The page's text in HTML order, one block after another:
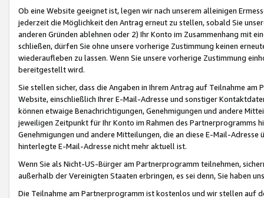
Ob eine Website geeignet ist, legen wir nach unserem alleinigen
jederzeit die Möglichkeit den Antrag erneut zu stellen, sobald Sie
anderen Gründen ablehnen oder 2) Ihr Konto im Zusammenhang mit
schließen, dürfen Sie ohne unsere vorherige Zustimmung keinen
wiederaufleben zu lassen. Wenn Sie unsere vorherige Zustimmung
bereitgestellt wird.
Sie stellen sicher, dass die Angaben in Ihrem Antrag auf Teilnahme
Website, einschließlich Ihrer E-Mail-Adresse und sonstiger
können etwaige Benachrichtigungen, Genehmigungen und andere
jeweiligen Zeitpunkt für Ihr Konto im Rahmen des Partnerprogramms
Genehmigungen und andere Mitteilungen, die an diese E-Mail-
hinterlegte E-Mail-Adresse nicht mehr aktuell ist.
Wenn Sie als Nicht-US-Bürger am Partnerprogramm teilnehmen,
außerhalb der Vereinigten Staaten erbringen, es sei denn, Sie haben
Die Teilnahme am Partnerprogramm ist kostenlos und wir stellen auf